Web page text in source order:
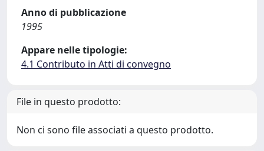
Anno di pubblicazione
1995
Appare nelle tipologie:
4.1 Contributo in Atti di convegno
File in questo prodotto:
Non ci sono file associati a questo prodotto.